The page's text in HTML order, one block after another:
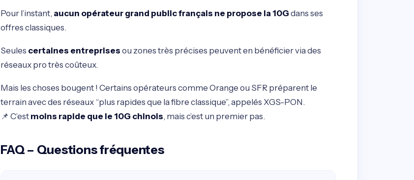
Pour l’instant, aucun opérateur grand public français ne propose la 10G dans ses
offres classiques.
Seules certaines entreprises ou zones très précises peuvent en bénéficier via des
réseaux pro très coûteux.
Mais les choses bougent ! Certains opérateurs comme Orange ou SFR préparent le
terrain avec des réseaux “plus rapides que la fibre classique”, appelés XGS-PON.
📌 C’est moins rapide que le 10G chinois, mais c’est un premier pas.
FAQ – Questions fréquentes